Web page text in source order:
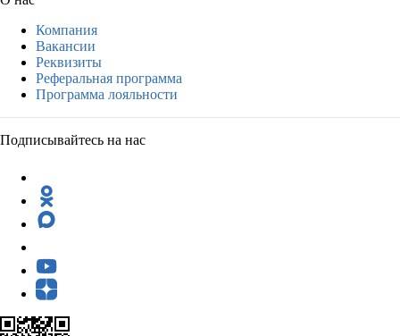
Компания
Вакансии
Реквизиты
Реферальная программа
Программа лояльности
Подписывайтесь на нас